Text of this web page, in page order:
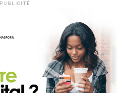
PUBLICITÉ